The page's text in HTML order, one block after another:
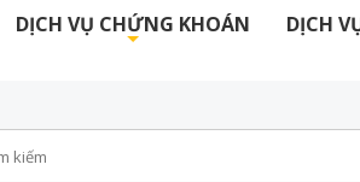
DỊCH VỤ CHỨNG KHOÁN DỊCH